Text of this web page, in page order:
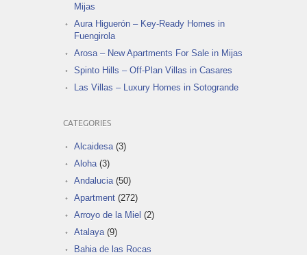
Mijas
Aura Higuerón – Key-Ready Homes in
Fuengirola
Arosa – New Apartments For Sale in Mijas
Spinto Hills – Off-Plan Villas in Casares
Las Villas – Luxury Homes in Sotogrande
CATEGORIES
Alcaidesa (3)
Aloha (3)
Andalucia (50)
Apartment (272)
Arroyo de la Miel (2)
Atalaya (9)
Bahia de las Rocas